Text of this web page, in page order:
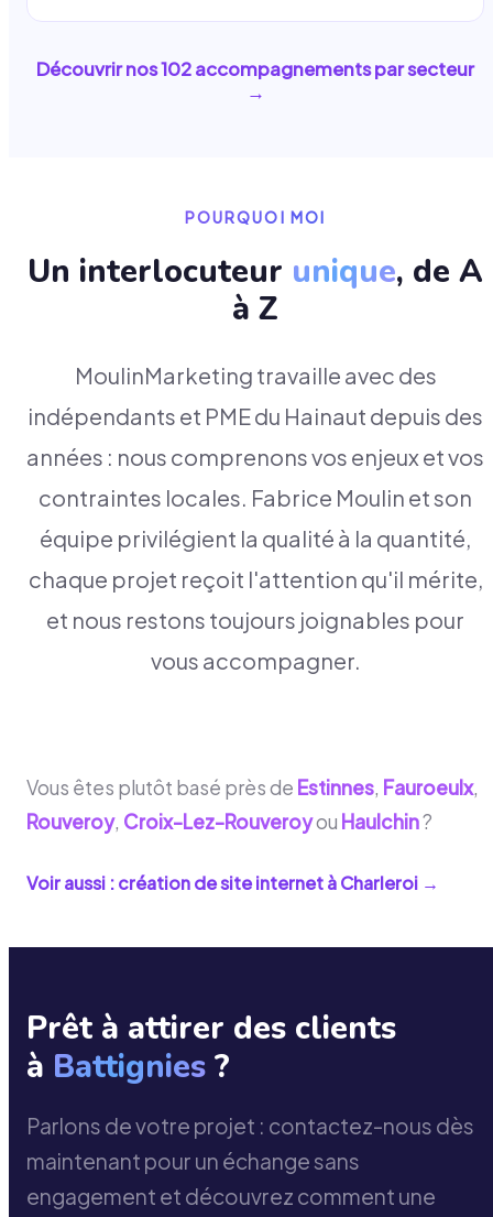
Découvrir nos102accompagnements par secteur
→
POURQUOI MOI
Un interlocuteur unique, de A
à Z
MoulinMarketing travaille avec des
indépendants et PME du Hainaut depuis des
années : nous comprenons vos enjeux et vos
contraintes locales. Fabrice Moulin et son
équipe privilégient la qualité à la quantité,
chaque projet reçoit l'attention qu'il mérite,
et nous restons toujours joignables pour
vous accompagner.
Vous êtes plutôt basé près de Estinnes, Fauroeulx,
Rouveroy, Croix-Lez-Rouveroyou Haulchin?
Voir aussi : création de site internet àCharleroi →
Prêt à attirer des clients
à Battignies ?
Parlons de votre projet : contactez-nous dès
maintenant pour un échange sans
engagement et découvrez comment une